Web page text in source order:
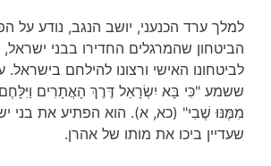
למלך ערד הכנעני, יושב הנגב, נודע על
הביטחון שהמרגלים החדירו בבני
לביטחונו האישי ורצונו להילחם בישראל.
ששמע "כִּי בָּא יִשְׂרָאֵל דֶּרֶךְ הָאֲתָרִים
מִמֶּנּוּ שֶׁבִי" (כא, א). הוא הפתיע את בני
שעדיין ביכו את מותו של אהרן.